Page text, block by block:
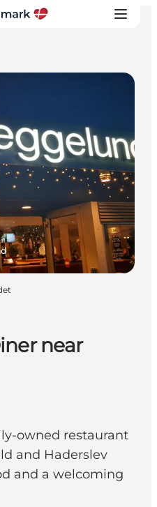
near
owned restaurant
and Haderslev
and a welcoming